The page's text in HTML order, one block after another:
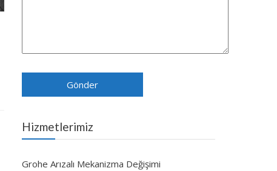
Hizmetlerimiz
Grohe Arızalı Mekanizma Değişimi